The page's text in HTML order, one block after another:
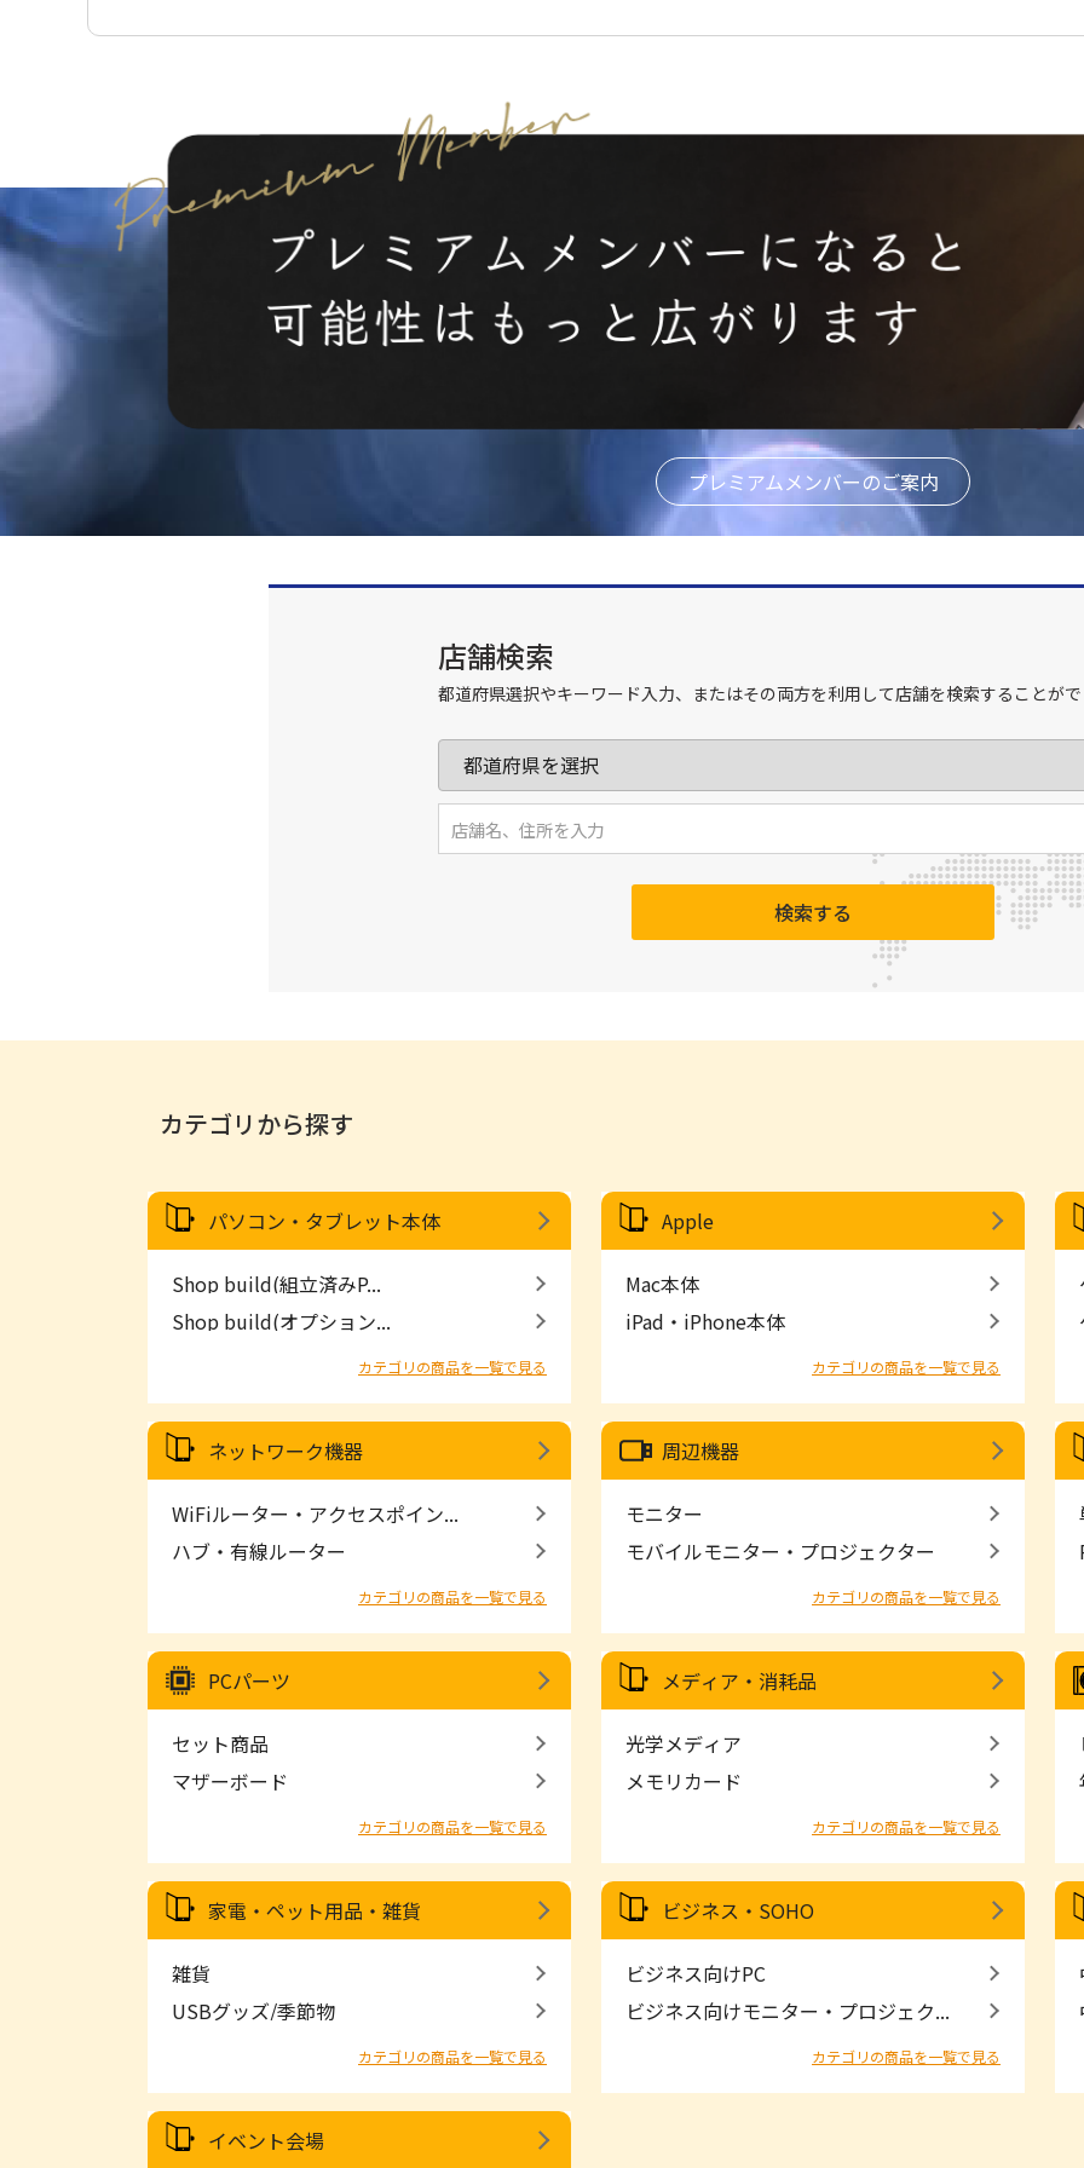
プレミアムメンバーのご案内
店舗検索
都道府県選択やキーワード入力、またはその両方を利用して店舗を検索することが
検索する
カテゴリから探す
パソコン・タブレット本体
Shop build(組立済みP...
Shop build(オプション...
カテゴリの商品を一覧で見る
Apple
Mac本体
iPad・iPhone本体
カテゴリの商品を一覧で見る
ネットワーク機器
WiFiルーター・アクセスポイン...
ハブ・有線ルーター
カテゴリの商品を一覧で見る
周辺機器
モニター
モバイルモニター・プロジェクター
カテゴリの商品を一覧で見る
PCパーツ
セット商品
マザーボード
カテゴリの商品を一覧で見る
メディア・消耗品
光学メディア
メモリカード
カテゴリの商品を一覧で見る
家電・ペット用品・雑貨
雑貨
USBグッズ/季節物
カテゴリの商品を一覧で見る
ビジネス・SOHO
ビジネス向けPC
ビジネス向けモニター・プロジェク...
カテゴリの商品を一覧で見る
イベント会場